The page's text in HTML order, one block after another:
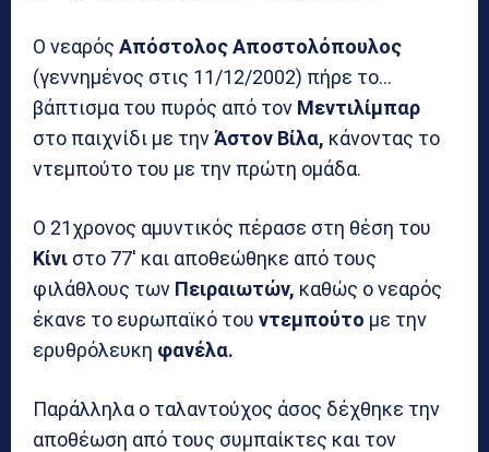
Ο νεαρός Απόστολος Αποστολόπουλος
(γεννημένος στις 11/12/2002) πήρε το…
βάπτισμα του πυρός από τον Μεντιλίμπαρ
στο παιχνίδι με τηνΆστον Βίλα, κάνοντας το
ντεμπούτο του με την πρώτη ομάδα.
Ο 21χρονος αμυντικός πέρασε στη θέση του
Κίνι στο 77′ και αποθεώθηκε από τους
φιλάθλους των Πειραιωτών, καθώς ο νεαρός
έκανε το ευρωπαϊκό του ντεμπούτο με την
ερυθρόλευκη φανέλα.
Παράλληλα ο ταλαντούχος άσος δέχθηκε την
αποθέωση από τους συμπαίκτες και τον